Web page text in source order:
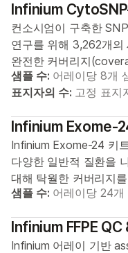
Infinium
컨소시엄이 구축한
연구를 위해 3,262개의
완전한 커버리지
샘플 수: 어레이당 8개
표지자의 수: 고정 표
Infinium Exome-
Infinium Exome-24 키
다양한 일반적 질환을
대해 탁월한 커버리지
샘플 수: 어레이당 24개
Infinium FFPE
Infinium 어레이 기반